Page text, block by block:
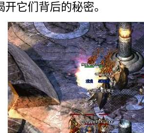
它们背后的秘密。